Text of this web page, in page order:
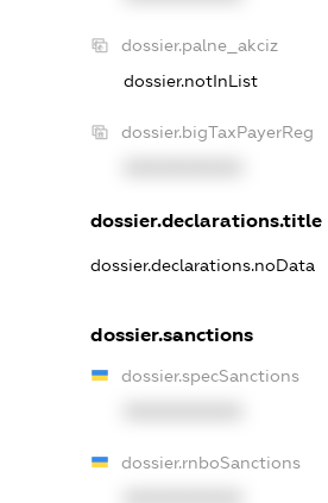
dossier.palne_akciz
dossier.notInList
dossier.bigTaxPayerReg
dossier.declarations.title
dossier.declarations.noData
dossier.sanctions
dossier.specSanctions
dossier.rnboSanctions